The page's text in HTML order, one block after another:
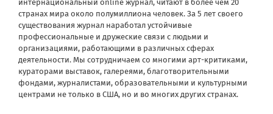
интернациональный online журнал, читают в более чем 20
странах мира около полумиллиона человек. За 5 лет своего
существования журнал наработал устойчивые
профессиональные и дружеские связи с людьми и
организациями, работающими в различных сферах
деятельности. Мы сотрудничаем со многими арт-критиками,
кураторами выставок, галереями, благотворительными
фондами, журналистами, образовательными и культурными
центрами не только в США, но и во многих других странах.